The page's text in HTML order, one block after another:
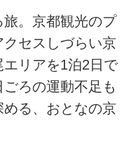
。京都観光のプ
セスしづらい京
リアを1泊2日で
ろの運動不足も
る、おとなの京